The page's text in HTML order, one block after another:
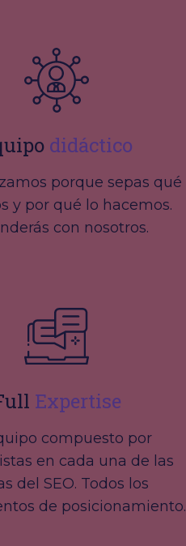
didáctico
porque sepas qué
y por qué lo hacemos.
con nosotros.
Expertise
compuesto por
en cada una de las
del SEO. Todos los
de posicionamiento.